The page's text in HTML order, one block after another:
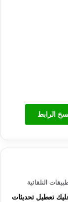
الرابط
تعطيل تحديثات